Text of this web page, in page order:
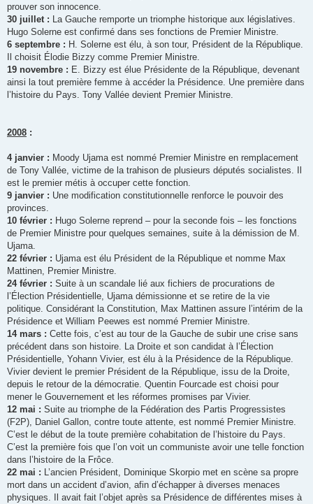
prouver son innocence.
30 juillet : La Gauche remporte un triomphe historique aux législatives.
Hugo Solerne est confirmé dans ses fonctions de Premier Ministre.
6 septembre : H. Solerne est élu, à son tour, Président de la République.
Il choisit Élodie Bizzy comme Premier Ministre.
19 novembre : E. Bizzy est élue Présidente de la République, devenant
ainsi la tout première femme à accéder la Présidence. Une première dans
l’histoire du Pays. Tony Vallée devient Premier Ministre.
2008 :
4 janvier : Moody Ujama est nommé Premier Ministre en remplacement
de Tony Vallée, victime de la trahison de plusieurs députés socialistes. Il
est le premier métis à occuper cette fonction.
9 janvier : Une modification constitutionnelle renforce le pouvoir des
provinces.
10 février : Hugo Solerne reprend – pour la seconde fois – les fonctions
de Premier Ministre pour quelques semaines, suite à la démission de M.
Ujama.
22 février : Ujama est élu Président de la République et nomme Max
Mattinen, Premier Ministre.
24 février : Suite à un scandale lié aux fichiers de procurations de
l’Élection Présidentielle, Ujama démissionne et se retire de la vie
politique. Considérant la Constitution, Max Mattinen assure l’intérim de la
Présidence et William Peewes est nommé Premier Ministre.
14 mars : Cette fois, c’est au tour de la Gauche de subir une crise sans
précédent dans son histoire. La Droite et son candidat à l’Élection
Présidentielle, Yohann Vivier, est élu à la Présidence de la République.
Vivier devient le premier Président de la République, issu de la Droite,
depuis le retour de la démocratie. Quentin Fourcade est choisi pour
mener le Gouvernement et les réformes promises par Vivier.
12 mai : Suite au triomphe de la Fédération des Partis Progressistes
(F2P), Daniel Gallon, contre toute attente, est nommé Premier Ministre.
C’est le début de la toute première cohabitation de l’histoire du Pays.
C’est la première fois que l’on voit un communiste avoir une telle fonction
dans l’histoire de la Frôce.
22 mai : L’ancien Président, Dominique Skorpio met en scène sa propre
mort dans un accident d’avion, afin d’échapper à diverses menaces
physiques. Il avait fait l’objet après sa Présidence de différentes mises à